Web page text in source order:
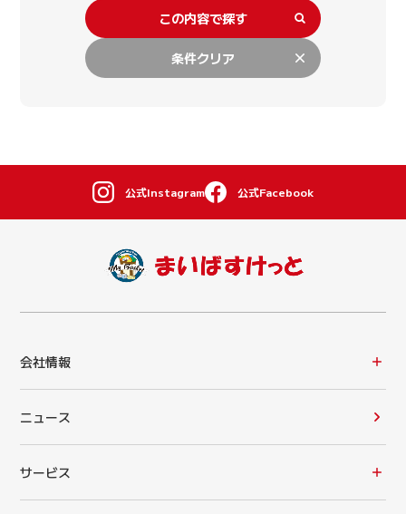
この内容で探す
条件クリア
公式Instagram 公式Facebook
会社情報
ニュース
サービス